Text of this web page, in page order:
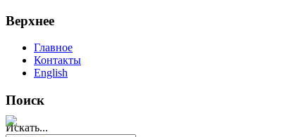
Верхнее
Главное
Контакты
English
Поиск
Искать...